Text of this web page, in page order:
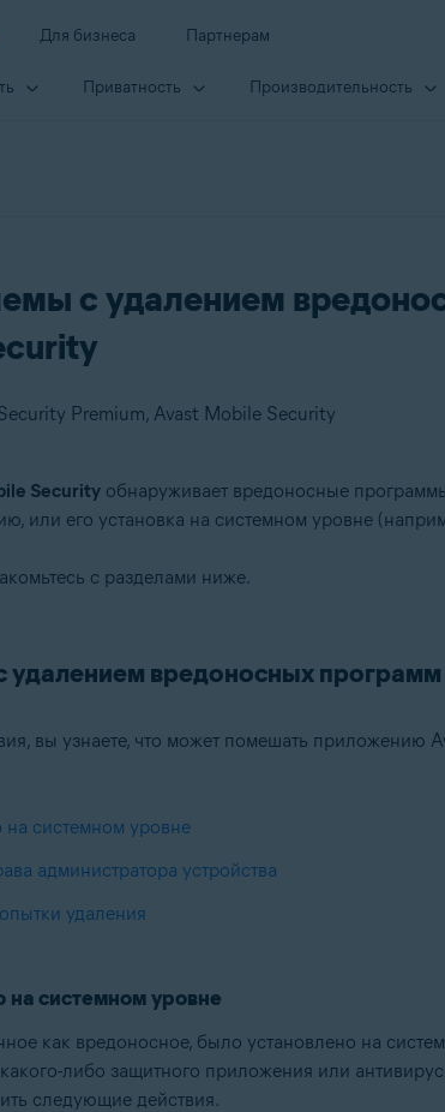
Для бизнеса Партнерам
Приватность Производи­тельность
с удалением
Premium, Avast Mobile Security
Securityобнаруживает вредоносные
или его установка на системном уровне
с разделами ниже.
вредоносных программ
вы узнаете, что может помешать приложению
системном уровне
администратора устройства
удаления
на системном уровне
как вредоносное, было установлено на
какого-либо защитного приложения или
следующие действия.